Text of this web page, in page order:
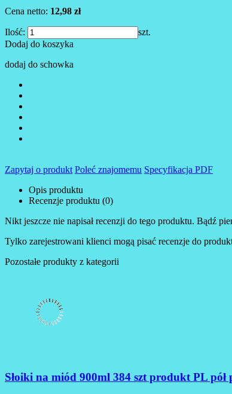
Cena netto: 12,98 zł
Ilość:
szt.
Dodaj do koszyka
dodaj do schowka
Zapytaj o produkt Poleć znajomemu Specyfikacja PDF
Opis produktu
Recenzje produktu (0)
Nikt jeszcze nie napisał recenzji do tego produktu. Bądź
Tylko zarejestrowani klienci mogą pisać recenzje do
Pozostałe produkty z kategorii
Słoiki na miód 900ml 384 szt produkt PL